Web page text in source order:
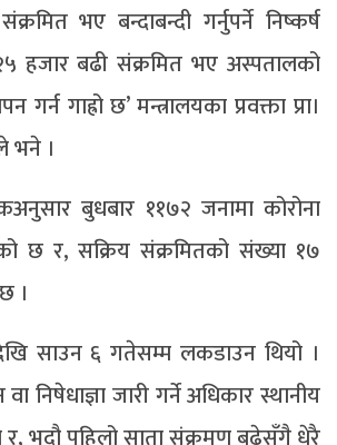
भए बन्दाबन्दी गर्नुपर्ने निष्कर्ष
हजार बढी संक्रमित भए अस्पतालको
गर्न गाह्रो छ’ मन्त्रालयका प्रवक्ता प्रा।
भने ।
बुधबार ११७२ जनामा कोरोना
छ र, सक्रिय संक्रमितको संख्या १७
।
साउन ६ गतेसम्म लकडाउन थियो ।
निषेधाज्ञा जारी गर्ने अधिकार स्थानीय